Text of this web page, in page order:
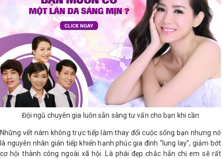
Đội ngũ chuyên gia luôn sẵn sàng tư vấn cho bạn khi cần
Những vết nám không trực tiếp làm thay đổi cuộc sống bạn nhưng nó
là nguyên nhân gián tiếp khiến hạnh phúc gia đình “lung lay”, giảm bớt
cơ hội thành công ngoài xã hội. Là phái đẹp chắc hẳn chị em sẽ rất